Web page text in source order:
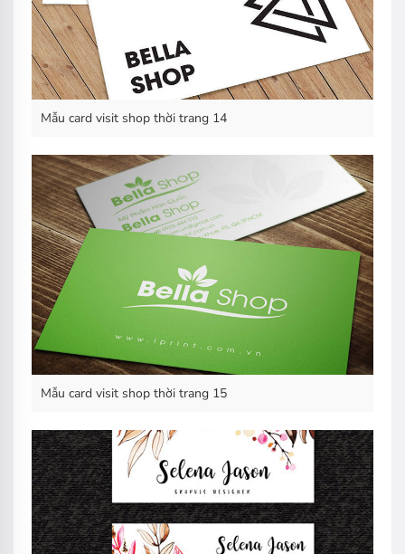
Mẫu card visit shop thời trang 14
Mẫu card visit shop thời trang 15